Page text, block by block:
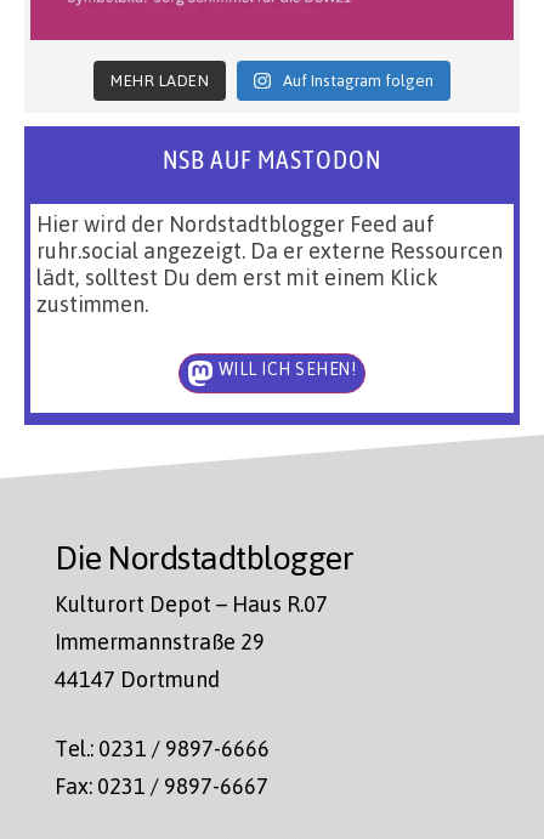
MEHR LADEN Auf Instagram folgen
NSB AUF MASTODON
Hier wird der Nordstadtblogger Feed auf
ruhr.social angezeigt. Da er externe Ressourcen
lädt, solltest Du dem erst mit einem Klick
zustimmen.
WILL ICH SEHEN!
Die Nordstadtblogger
Kulturort Depot – Haus R.07
Immermannstraße 29
44147 Dortmund
Tel.: 0231 / 9897-6666
Fax: 0231 / 9897-6667